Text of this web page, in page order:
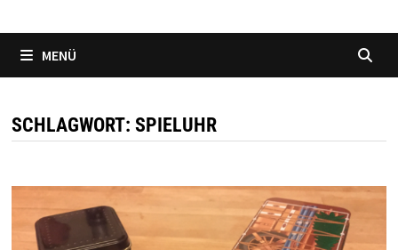
MENÜ
SCHLAGWORT: SPIELUHR